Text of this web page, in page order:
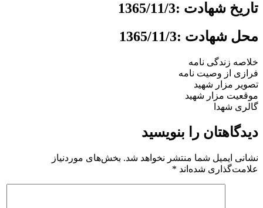
تاریخ شهادت :1365/11/3
محل شهادت :1365/11/3
خلاصه زندگی نامه
فرازی از وصیت نامه
تصویر مزار شهید
موقعیت مزار شهید
گالری شهدا
دیدگاهتان را بنویسید
نشانی ایمیل شما منتشر نخواهد شد. بخش‌های موردنیاز
علامت‌گذاری شده‌اند *